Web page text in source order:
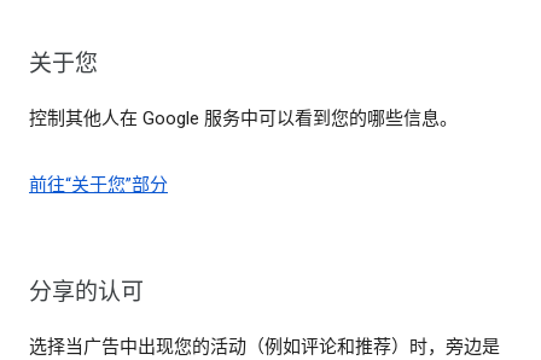
关于您
控制其他人在 Google 服务中可以看到您的哪些信息。
前往“关于您”部分
分享的认可
选择当广告中出现您的活动（例如评论和推荐）时，旁边是